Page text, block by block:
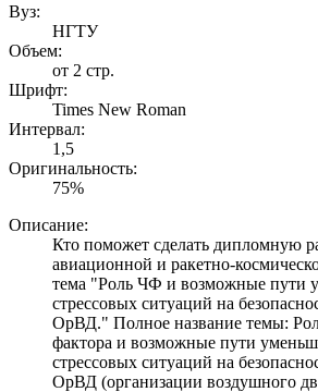
Вуз:
НГТУ
Объем:
от 2 стр.
Шрифт:
Times New Roman
Интервал:
1,5
Оригинальность:
75%
Описание:
Кто поможет сделать дипломную
авиационной и ракетно-
тема "Роль ЧФ и возможные пути
стрессовых ситуаций на
ОрВД." Полное название темы:
фактора и возможные пути
стрессовых ситуаций на
ОрВД (организации воздушного